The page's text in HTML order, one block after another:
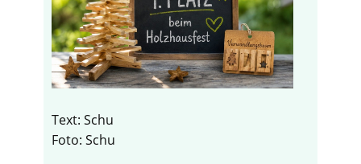
Text: Schu
Foto: Schu